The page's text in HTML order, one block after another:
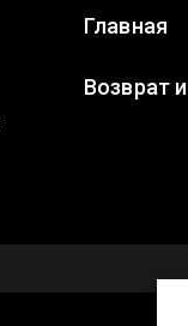
Главная
Возврат